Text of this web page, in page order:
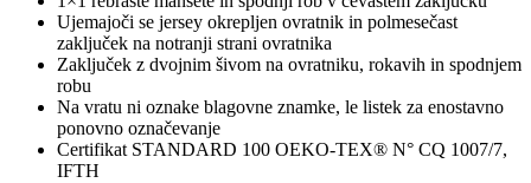
Ujemajoči se jersey okrepljen ovratnik in polmesečast
zaključek na notranji strani ovratnika
Zaključek z dvojnim šivom na ovratniku, rokavih in spodnjem
robu
Na vratu ni oznake blagovne znamke, le listek za enostavno
ponovno označevanje
Certifikat STANDARD 100 OEKO-TEX® N° CQ 1007/7,
IFTH